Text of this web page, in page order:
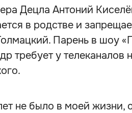
Децла Антоний
в родстве и
Парень в шоу
требует у телеканалов
не было в моей